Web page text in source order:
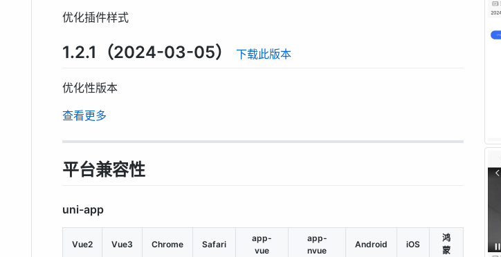
优化插件样式
1.2.1（2024-03-05） 下载此版本
优化性版本
查看更多
平台兼容性
uni-app
Vue2 Vue3 Chrome Safari
app-
vue
app-
nvue
Android iOS
鸿
蒙